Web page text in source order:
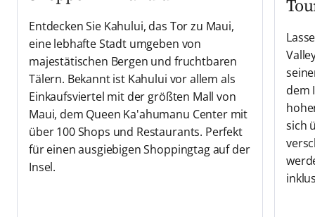
Entdecken Sie Kahului, das Tor zu Maui,
eine lebhafte Stadt umgeben von
majestätischen Bergen und fruchtbaren
Tälern. Bekannt ist Kahului vor allem als
Einkaufsviertel mit der größten Mall von
Maui, dem Queen Ka'ahumanu Center mit
über 100 Shops und Restaurants. Perfekt
für einen ausgiebigen Shoppingtag auf der
Insel.
dem
sich